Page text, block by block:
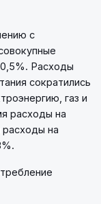
с
Расходы
сократились
газ и
расходы на
расходы на